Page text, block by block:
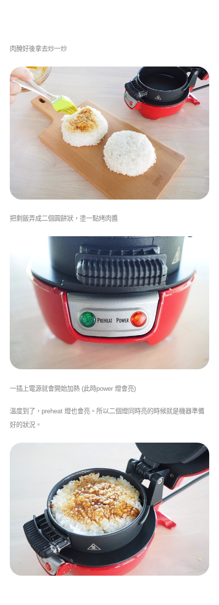
肉醃好後拿去炒一炒
把剩飯弄成二個圓餅狀，塗一點烤肉醬
一插上電源就會開始加熱 (此時power 燈會亮)
溫度到了，preheat 燈也會亮。所以二個燈同時亮的時候就是機器準備
好的狀況。